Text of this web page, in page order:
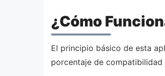
¿Cómo
El principio básico de esta
porcentaje de compatibilidad